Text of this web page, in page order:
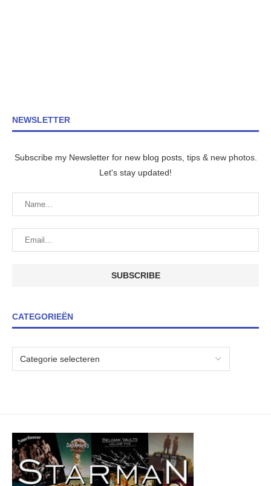
NEWSLETTER
Subscribe my Newsletter for new blog posts, tips & new photos.
Let's stay updated!
CATEGORIEËN